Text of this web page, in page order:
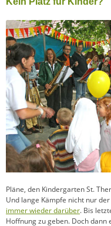
Pläne, den Kindergarten St.
Und lange Kämpfe nicht nur
immer wieder darüber. Bis
Hoffnung zu geben. Doch